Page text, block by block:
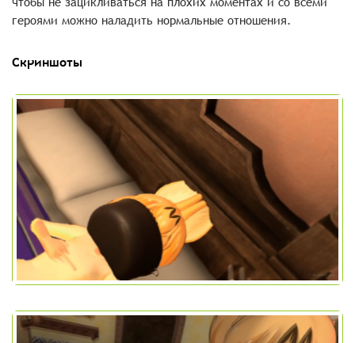
героями можно наладить нормальные отношения.
Скриншоты